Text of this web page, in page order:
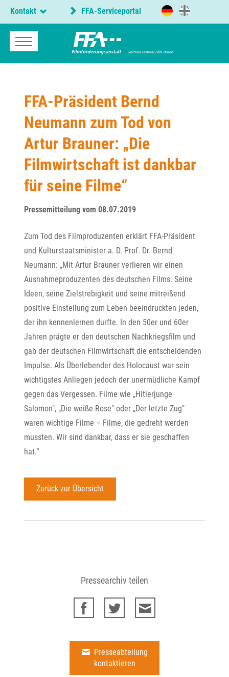
Kontakt FFA-Serviceportal
​FFA-Präsident Bernd
Neumann zum Tod von
Artur Brauner: „Die
Filmwirtschaft ist dankbar
für seine Filme“
Pressemitteilung vom 08.07.2019
Zum Tod des Filmproduzenten erklärt FFA-Präsident
und Kulturstaatsminister a. D. Prof. Dr. Bernd
Neumann: „Mit Artur Brauner verlieren wir einen
Ausnahmeproduzenten des deutschen Films. Seine
Ideen, seine Zielstrebigkeit und seine mitreißend
positive Einstellung zum Leben beeindruckten jeden,
der ihn kennenlernen durfte. In den 50er und 60er
Jahren prägte er den deutschen Nachkriegsfilm und
gab der deutschen Filmwirtschaft die entscheidenden
Impulse. Als Überlebender des Holocaust war sein
wichtigstes Anliegen jedoch der unermüdliche Kampf
gegen das Vergessen. Filme wie „Hitlerjunge
Salomon", „Die weiße Rose" oder „Der letzte Zug"
waren wichtige Filme – Filme, die gedreht werden
mussten. Wir sind dankbar, dass er sie geschaffen
hat.“
Zurück zur Übersicht
Pressearchiv teilen
Presseabteilung
kontaktieren